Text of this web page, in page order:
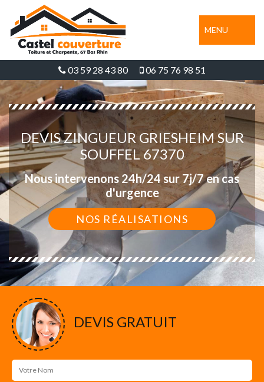
MENU
03 59 28 43 80 06 75 76 98 51
DEVIS ZINGUEUR GRIESHEIM SUR
SOUFFEL 67370
Nous intervenons 24h/24 sur 7j/7 en cas
d'urgence
NOS RÉALISATIONS
DEVIS GRATUIT